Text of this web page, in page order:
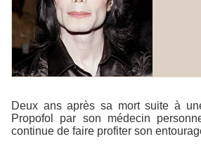
Deux ans après sa mort suite à
Propofol par son médecin
continue de faire profiter son